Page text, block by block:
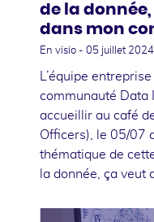
de la
dans mon
En visio - 05 juillet 2024
L’équipe
communauté Data
accueillir au café
Officers), le 05/07
thématique de
la donnée, ça veut